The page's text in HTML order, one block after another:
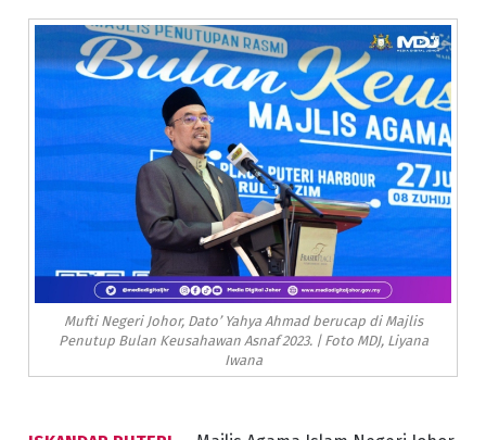
Mufti Negeri Johor, Dato’ Yahya Ahmad berucap di Majlis
Penutup Bulan Keusahawan Asnaf 2023. | Foto MDJ, Liyana
Iwana